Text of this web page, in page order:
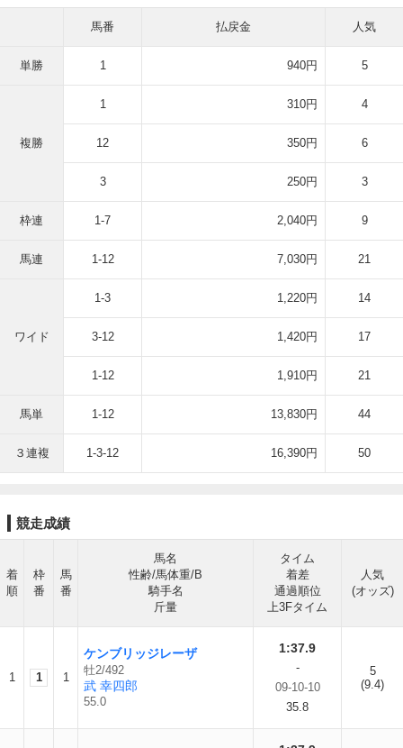
馬番 払戻金 人気
単勝 1 940円 5
複勝
1 310円 4
12 350円 6
3 250円 3
枠連 1-7 2,040円 9
馬連 1-12 7,030円 21
ワイド
1-3 1,220円 14
3-12 1,420円 17
1-12 1,910円 21
馬単 1-12 13,830円 44
３連複 1-3-12 16,390円 50
競走成績
着
順
枠
番
馬
番
馬名
性齢/馬体重/B
騎手名
斤量
タイム
着差
通過順位
上3Fタイム
人気
(オッズ)
1 1 1
ケンブリッジレーザ
牡2/492
武 幸四郎
55.0
1:37.9
-
09-10-10
35.8
5
(9.4)